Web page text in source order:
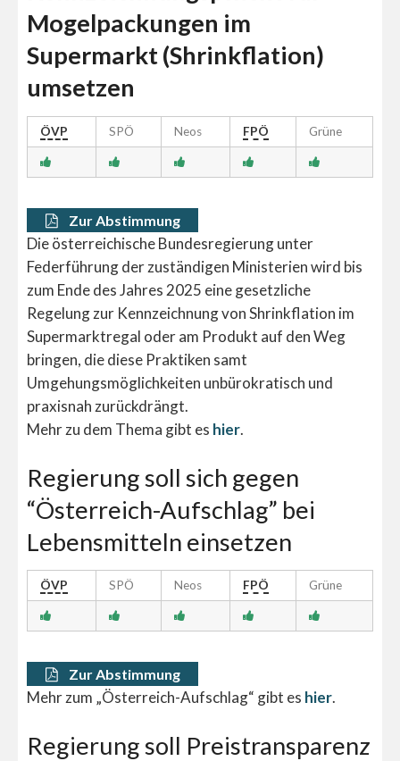
Mogelpackungen im
Supermarkt (Shrinkflation)
umsetzen
ÖVP SPÖ Neos FPÖ Grüne
Zur Abstimmung
Die österreichische Bundesregierung unter
Federführung der zuständigen Ministerien wird bis
zum Ende des Jahres 2025 eine gesetzliche
Regelung zur Kennzeichnung von Shrinkflation im
Supermarktregal oder am Produkt auf den Weg
bringen, die diese Praktiken samt
Umgehungsmöglichkeiten unbürokratisch und
praxisnah zurückdrängt.
Mehr zu dem Thema gibt es hier.
Regierung soll sich gegen
“Österreich-Aufschlag” bei
Lebensmitteln einsetzen
ÖVP SPÖ Neos FPÖ Grüne
Zur Abstimmung
Mehr zum „Österreich-Aufschlag“ gibt es hier.
Regierung soll Preistransparenz